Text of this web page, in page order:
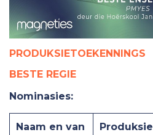
PRODUKSIETOEKENNINGS
BESTE REGIE
Nominasies:
Naam en van Produksie